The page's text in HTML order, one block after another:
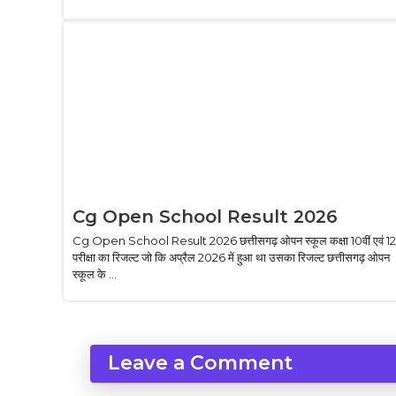
Cg Open School Result 2026
Cg Open School Result 2026 छत्तीसगढ़ ओपन स्कूल कक्षा 10वीं एवं
परीक्षा का रिजल्ट जो कि अप्रैल 2026 में हुआ था उसका रिजल्ट छत्तीसगढ़ ओपन
स्कूल के ...
Leave a Comment